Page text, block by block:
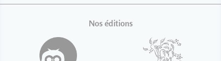
Nos éditions